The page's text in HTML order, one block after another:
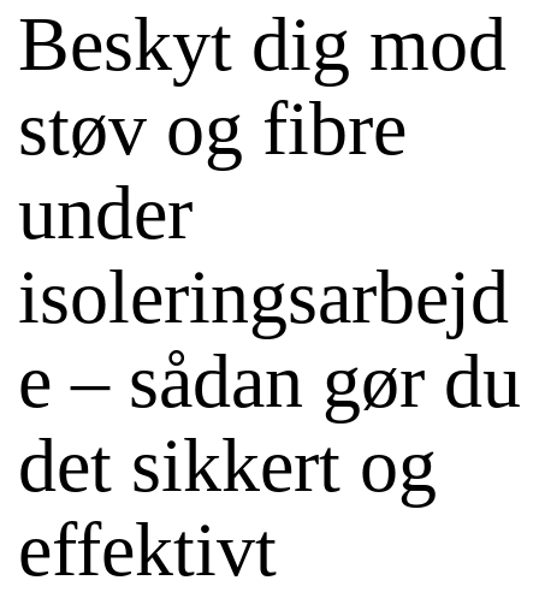
Beskyt dig mod
støv og fibre
under
isoleringsarbejd
e – sådan gør du
det sikkert og
effektivt